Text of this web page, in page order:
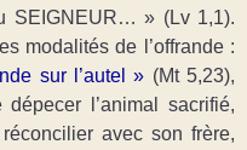
SEIGNEUR… » (Lv 1,1).
modalités de l’offrande :
sur l’autel » (Mt 5,23),
l’animal sacrifié,
avec son frère,